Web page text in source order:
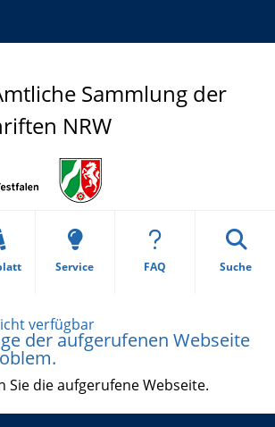
Sammlung der
NRW
Service FAQ Suche
verfügbar
der aufgerufenen Webseite
Sie die aufgerufene Webseite.